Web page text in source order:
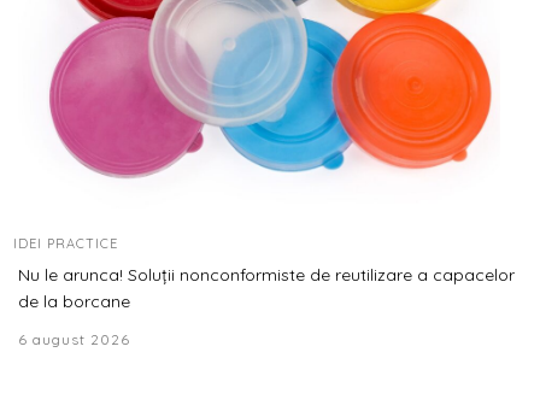
IDEI PRACTICE
Nu le arunca! Soluții nonconformiste de reutilizare a capacelor
de la borcane
6 august 2026